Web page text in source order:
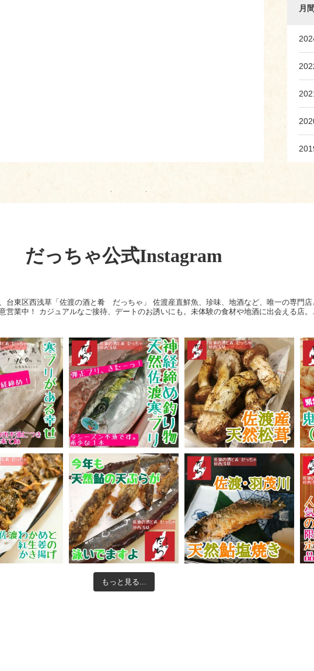
月
だっちゃ公式Instagram
台東区西浅草「佐渡の酒と肴 だっちゃ」
佐渡産直鮮魚、珍味、地酒など、唯一の専門
営業中！
カジュアルなご接待、デートのお誘いにも。未体験の食材や地酒に出会える店
もっと見る...